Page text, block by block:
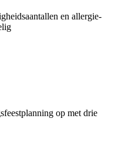
en allergie-
op met drie